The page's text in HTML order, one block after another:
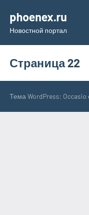
содержимому
phoenex.ru
Новостной портал
Страница 22
Тема WordPress: Occasio